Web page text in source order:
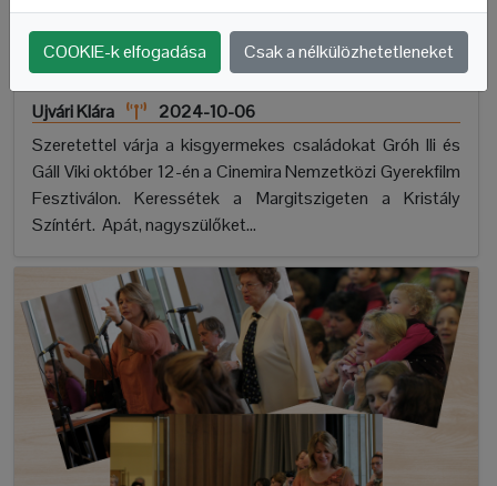
Ringató koncert és vetítés a Cinemira Nemzetközi
Gyerekfilm Fesztiválon
Ujvári Klára
2024-10-06
Szeretettel várja a kisgyermekes családokat Gróh Ili és
Gáll Viki október 12-én a Cinemira Nemzetközi Gyerekfilm
Fesztiválon. Keressétek a Margitszigeten a Kristály
Színtért. Apát, nagyszülőket...
COOKIE-k elfogadása Csak a nélkülözhetetleneket